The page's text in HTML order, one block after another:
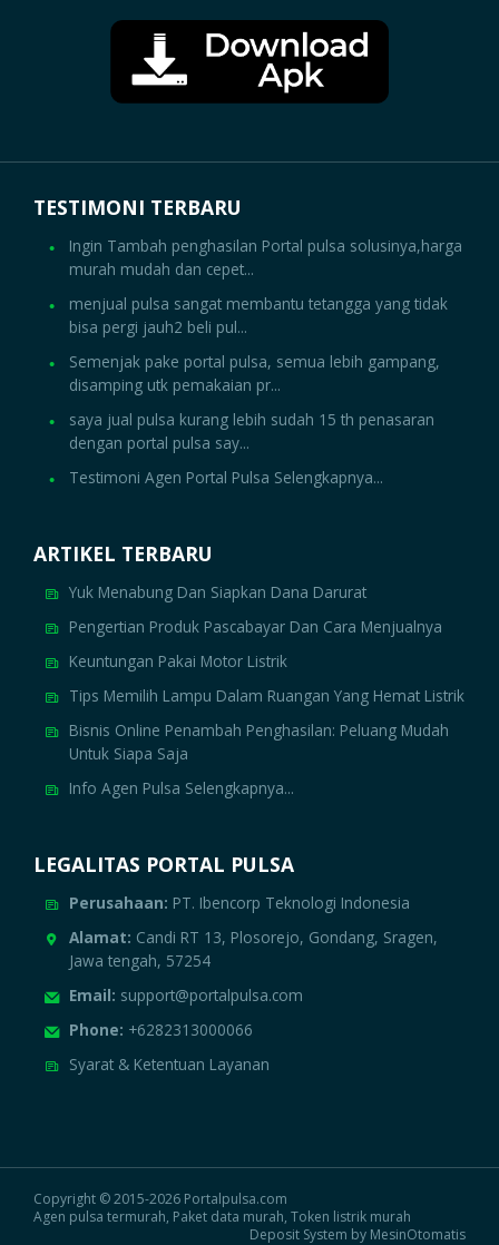
TESTIMONI TERBARU
Ingin Tambah penghasilan Portal pulsa solusinya,harga
murah mudah dan cepet...
menjual pulsa sangat membantu tetangga yang tidak
bisa pergi jauh2 beli pul...
Semenjak pake portal pulsa, semua lebih gampang,
disamping utk pemakaian pr...
saya jual pulsa kurang lebih sudah 15 th penasaran
dengan portal pulsa say...
Testimoni Agen Portal Pulsa Selengkapnya...
ARTIKEL TERBARU
Yuk Menabung Dan Siapkan Dana Darurat
Pengertian Produk Pascabayar Dan Cara Menjualnya
Keuntungan Pakai Motor Listrik
Tips Memilih Lampu Dalam Ruangan Yang Hemat Listrik
Bisnis Online Penambah Penghasilan: Peluang Mudah
Untuk Siapa Saja
Info Agen Pulsa Selengkapnya...
LEGALITAS PORTAL PULSA
Perusahaan: PT. Ibencorp Teknologi Indonesia
Alamat: Candi RT 13, Plosorejo, Gondang, Sragen,
Jawa tengah, 57254
Email: support@portalpulsa.com
Phone: +6282313000066
Syarat & Ketentuan Layanan
Copyright © 2015-2026 Portalpulsa.com
Agen pulsa termurah, Paket data murah, Token listrik murah
Deposit System by MesinOtomatis